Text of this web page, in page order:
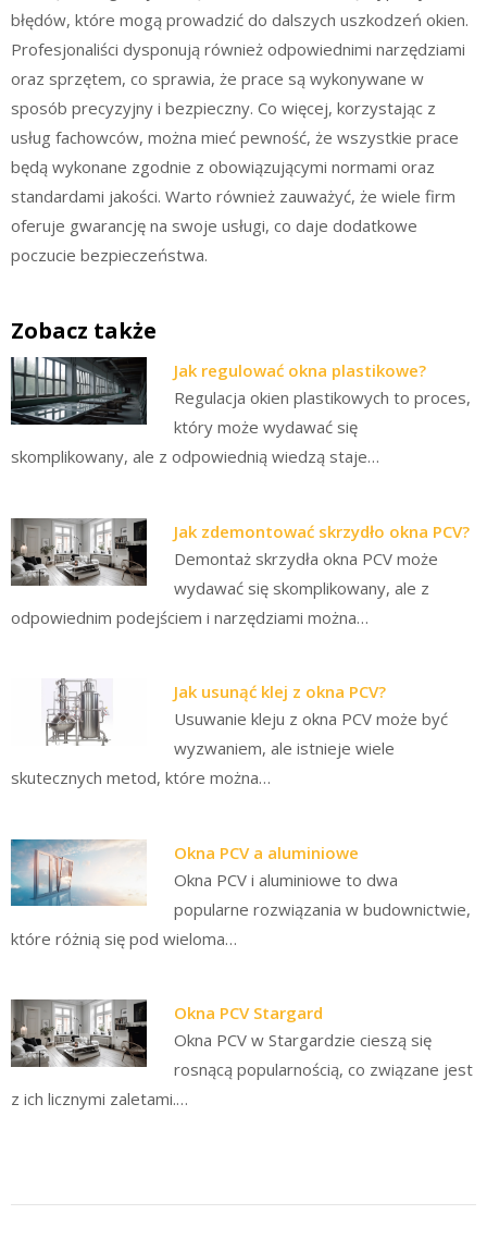
błędów, które mogą prowadzić do dalszych uszkodzeń okien.
Profesjonaliści dysponują również odpowiednimi narzędziami
oraz sprzętem, co sprawia, że prace są wykonywane w
sposób precyzyjny i bezpieczny. Co więcej, korzystając z
usług fachowców, można mieć pewność, że wszystkie prace
będą wykonane zgodnie z obowiązującymi normami oraz
standardami jakości. Warto również zauważyć, że wiele firm
oferuje gwarancję na swoje usługi, co daje dodatkowe
poczucie bezpieczeństwa.
Zobacz także
Jak regulować okna plastikowe?
Regulacja okien plastikowych to proces,
który może wydawać się
skomplikowany, ale z odpowiednią wiedzą staje…
Jak zdemontować skrzydło okna PCV?
Demontaż skrzydła okna PCV może
wydawać się skomplikowany, ale z
odpowiednim podejściem i narzędziami można…
Jak usunąć klej z okna PCV?
Usuwanie kleju z okna PCV może być
wyzwaniem, ale istnieje wiele
skutecznych metod, które można…
Okna PCV a aluminiowe
Okna PCV i aluminiowe to dwa
popularne rozwiązania w budownictwie,
które różnią się pod wieloma…
Okna PCV Stargard
Okna PCV w Stargardzie cieszą się
rosnącą popularnością, co związane jest
z ich licznymi zaletami.…